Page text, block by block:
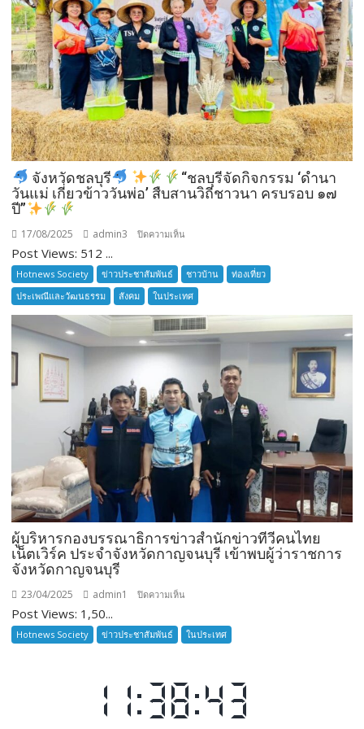
จังหวัดชลบุรี
“ชลบุรีจัดกิจกรรม ‘ดำนา
วันแม่ เกี่ยวข้าววันพ่อ’ สืบสานวิถีชาวนา ครบรอบ ๑๗
ปี”
17/08/2025 admin3 ปิดความเห็น
จังหวัด
ชลบุรี
“ชลบุรี
จัด
กิจกรรม
‘ดำนา
วัน
แม่
เกี่ยว
ข้าว
วัน
พ่อ’
ครบ
รอบ
ปี”
Post Views: 512 ...
Hotnews Society ข่าวประชาสัมพันธ์ ชาวบ้าน
ท่องเที่ยว
ประเพณีและวัฒนธรรม
สังคม ในประเทศ
ผู้บริหารกองบรรณาธิการข่าวสำนักข่าวทีวีคนไทย
เน็ตเวิร์ค ประจำจังหวัดกาญจนบุรี เข้าพบผู้ว่าราชการ
จังหวัดกาญจนบุรี
23/04/2025 admin1 ปิดความเห็น
บริหาร
กอง
ข่าว
สำนัก
ข่าว
Post Views: 1,50...
Hotnews Society ข่าวประชาสัมพันธ์ ในประเทศ